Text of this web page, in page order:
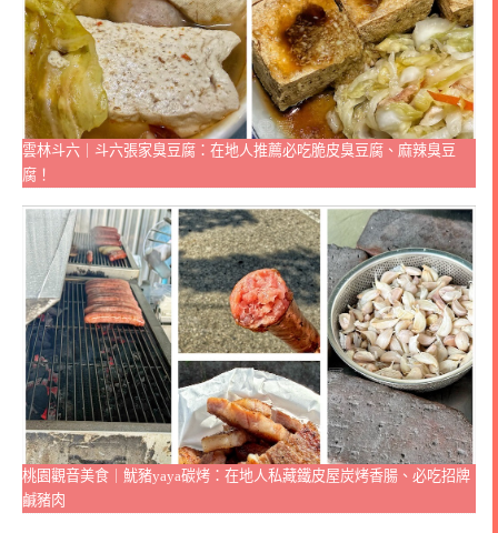
雲林斗六｜斗六張家臭豆腐：在地人推薦必吃脆皮臭豆腐、麻辣臭豆
腐！
桃園觀音美食｜魷豬yaya碳烤：在地人私藏鐵皮屋炭烤香腸、必吃招牌
鹹豬肉